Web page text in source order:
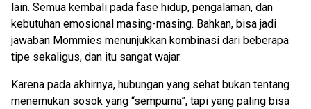
lain. Semua kembali pada fase hidup, pengalaman, dan
kebutuhan emosional masing-masing. Bahkan, bisa jadi
jawaban Mommies menunjukkan kombinasi dari beberapa
tipe sekaligus, dan itu sangat wajar.
Karena pada akhirnya, hubungan yang sehat bukan tentang
menemukan sosok yang “sempurna”, tapi yang paling bisa